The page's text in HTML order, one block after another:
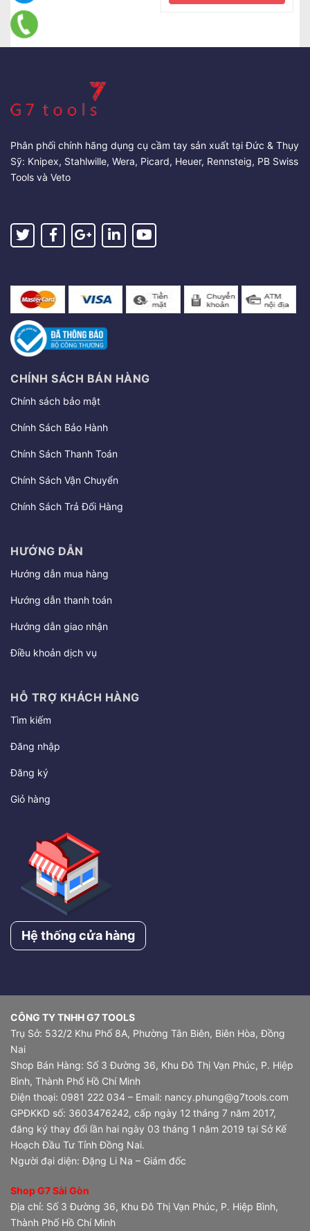
Phân phối chính hãng dụng cụ cầm tay sản xuất tại Đức & Thụy
Sỹ: Knipex, Stahlwille, Wera, Picard, Heuer, Rennsteig, PB Swiss
Tools và Veto
CHÍNH SÁCH BÁN HÀNG
Chính sách bảo mật
Chính Sách Bảo Hành
Chính Sách Thanh Toán
Chính Sách Vận Chuyển
Chính Sách Trả Đổi Hàng
HƯỚNG DẪN
Hướng dẫn mua hàng
Hướng dẫn thanh toán
Hướng dẫn giao nhận
Điều khoản dịch vụ
HỖ TRỢ KHÁCH HÀNG
Tìm kiếm
Đăng nhập
Đăng ký
Giỏ hàng
Hệ thống cửa hàng
CÔNG TY TNHH G7 TOOLS
Trụ Sở: 532/2 Khu Phố 8A, Phường Tân Biên, Biên Hòa, Đồng
Nai
Shop Bán Hàng: Số 3 Đường 36, Khu Đô Thị Vạn Phúc, P. Hiệp
Bình, Thành Phố Hồ Chí Minh
Điện thoại: 0981 222 034 – Email: nancy.phung@g7tools.com
GPĐKKD số: 3603476242, cấp ngày 12 tháng 7 năm 2017,
đăng ký thay đổi lần hai ngày 03 tháng 1 năm 2019 tại Sở Kế
Hoạch Đầu Tư Tỉnh Đồng Nai.
Người đại diện: Đặng Li Na – Giám đốc
Shop G7 Sài Gòn
Địa chỉ: Số 3 Đường 36, Khu Đô Thị Vạn Phúc, P. Hiệp Bình,
Thành Phố Hồ Chí Minh